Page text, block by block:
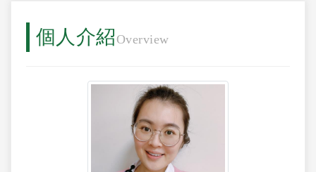
個人介紹 Overview